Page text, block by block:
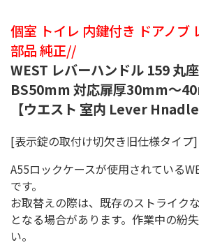
個室 トイレ 内鍵付き ドアノブ
部品 純正//
WEST レバーハンドル 159 丸
BS50mm 対応扉厚30mm〜
【ウエスト 室内 Lever Hnadle
[表示錠の取付け切欠き旧仕様タイプ]
A55ロックケースが使用されている
です。
お取替えの際は、既存のストライク
となる場合があります。作業中の紛
い。